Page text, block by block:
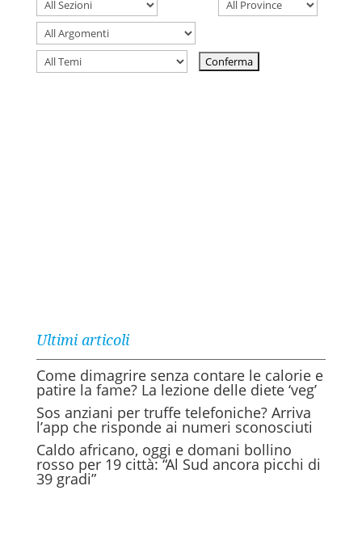
Ultimi articoli
Come dimagrire senza contare le calorie e
patire la fame? La lezione delle diete ‘veg’
Sos anziani per truffe telefoniche? Arriva
l’app che risponde ai numeri sconosciuti
Caldo africano, oggi e domani bollino
rosso per 19 città: “Al Sud ancora picchi di
39 gradi”